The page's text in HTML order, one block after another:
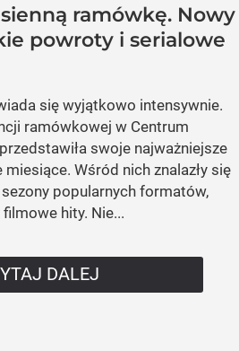
ramówkę. Nowy
powroty i serialowe
się wyjątkowo intensywnie.
ramówkowej w Centrum
swoje najważniejsze
Wśród nich znalazły się
popularnych formatów,
hity. Nie...
DALEJ